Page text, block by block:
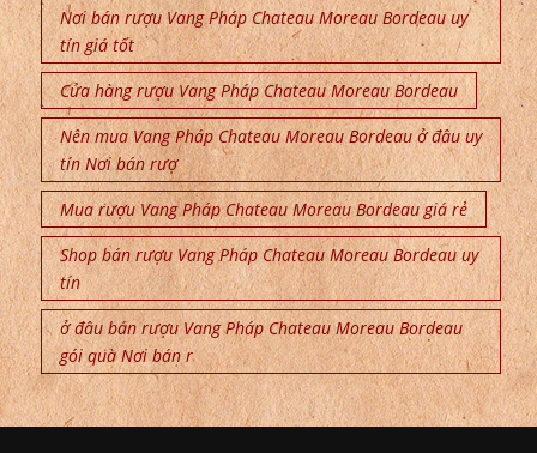
Nơi bán rượu Vang Pháp Chateau Moreau Bordeau uy
tín giá tốt
Cửa hàng rượu Vang Pháp Chateau Moreau Bordeau
Nên mua Vang Pháp Chateau Moreau Bordeau ở đâu uy
tín Nơi bán rượ
Mua rượu Vang Pháp Chateau Moreau Bordeau giá rẻ
Shop bán rượu Vang Pháp Chateau Moreau Bordeau uy
tín
ở đâu bán rượu Vang Pháp Chateau Moreau Bordeau
gói quà Nơi bán r